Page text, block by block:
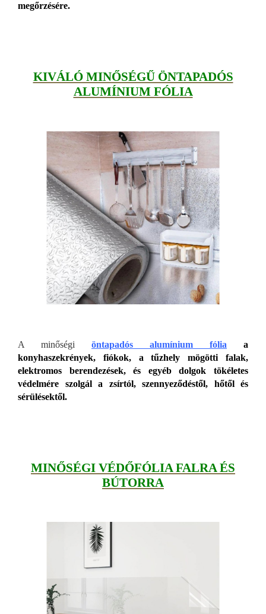
megőrzésére.
KIVÁLÓ MINŐSÉGŰ ÖNTAPADÓS
ALUMÍNIUM FÓLIA
A minőségi öntapadós alumínium fólia
a
konyhaszekrények, fiókok, a tűzhely mögötti falak,
elektromos berendezések, és egyéb dolgok tökéletes
védelmére szolgál a zsírtól, szennyeződéstől, hőtől és
sérülésektől.
MINŐSÉGI VÉDŐFÓLIA FALRA ÉS
BÚTORRA